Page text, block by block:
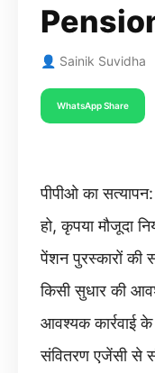
👤 Sainik
WhatsApp Share
पीपीओ का
हो, कृपया मौजूदा
पेंशन पुरस्कारों की
किसी सुधार की
आवश्यक कार्रवाई
संवितरण एजेंसी से